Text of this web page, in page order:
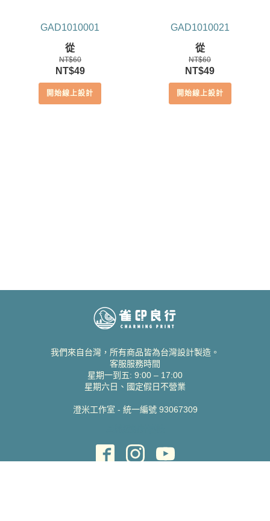
GAD1010001
從
NT$60
原
始
價
NT$49目
前
價
開始線上設計
GAD1010021
從
NT$60
原
始
價
NT$49目
前
價
開始線上設計
我們來自台灣，所有商品皆為台灣設計製造。
客服服務時間
星期一到五: 9:00 – 17:00
星期六日、國定假日不營業
澄米工作室 - 統一編號 93067309